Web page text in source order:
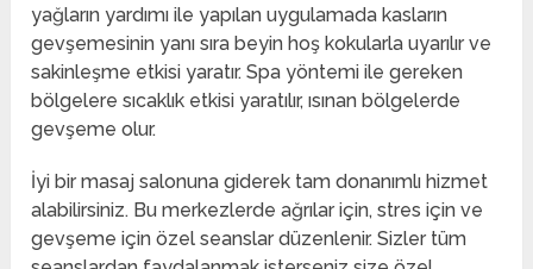
yağların yardımı ile yapılan uygulamada kasların
gevşemesinin yanı sıra beyin hoş kokularla uyarılır ve
sakinleşme etkisi yaratır. Spa yöntemi ile gereken
bölgelere sıcaklık etkisi yaratılır, ısınan bölgelerde
gevşeme olur.
İyi bir masaj salonuna giderek tam donanımlı hizmet
alabilirsiniz. Bu merkezlerde ağrılar için, stres için ve
gevşeme için özel seanslar düzenlenir. Sizler tüm